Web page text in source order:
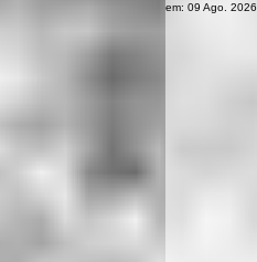
em: 09 Ago. 2026.